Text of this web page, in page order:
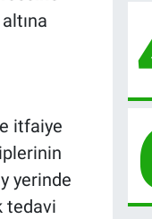
itfaiye
yerinde
tedavi